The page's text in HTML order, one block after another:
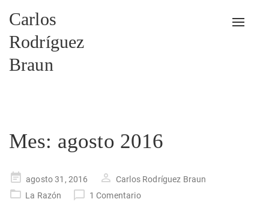
Carlos
Rodríguez
Braun
Mes: agosto 2016
Publicado
en
agosto 31, 2016
Carlos Rodríguez Braun
La Razón
1 Comentario